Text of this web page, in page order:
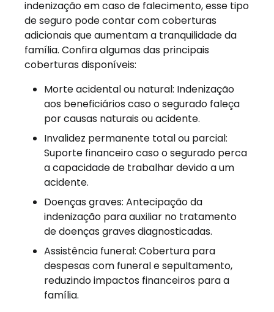
indenização em caso de falecimento, esse tipo
de seguro pode contar com coberturas
adicionais que aumentam a tranquilidade da
família. Confira algumas das principais
coberturas disponíveis:
Morte acidental ou natural: Indenização
aos beneficiários caso o segurado faleça
por causas naturais ou acidente.
Invalidez permanente total ou parcial:
Suporte financeiro caso o segurado perca
a capacidade de trabalhar devido a um
acidente.
Doenças graves: Antecipação da
indenização para auxiliar no tratamento
de doenças graves diagnosticadas.
Assistência funeral: Cobertura para
despesas com funeral e sepultamento,
reduzindo impactos financeiros para a
família.